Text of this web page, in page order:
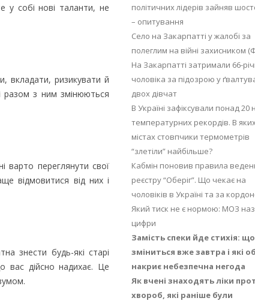
у собі нові таланти, не
вкладати, ризикувати й
разом з ним змінюються
варто переглянути свої
відмовитися від них і
знести будь-які старі
вас дійсно надихає. Це
політичних лідерів зайняв
– опитування
Село на Закарпатті у жалобі за
полеглим на війні захисником
На Закарпатті затримали 66-
чоловіка за підозрою у
двох дівчат
В Україні зафіксували понад 20
температурних рекордів. В
містах стовпчики термометрів
“злетіли” найбільше?
Кабмін поновив правила
реєстру “Оберіг”. Що чекає на
чоловіків в Україні та за
Який тиск не є нормою: МОЗ
цифри
Замість спеки йде стихія: що
зміниться вже завтра і які
накриє небезпечна негода
Як вчені знаходять ліки
хвороб, які раніше були